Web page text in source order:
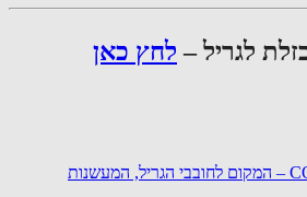
לגריל – לחץ כאן
אודות 🔥 COMPASS – המקום לחובבי הגריל, המעשנות